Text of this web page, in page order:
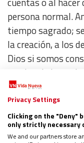
persona normal.
tiempo sagrado;
la creación, a los
Dios si somos
camino de la
Como hay tantas
fácilmente nos
ególatras,
Privacy Settings
Clicking on the
only strictly necessary
We and our partners store